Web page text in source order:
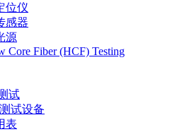
位仪
感器
源
Core Fiber (HCF) Testing
试
试设备
表